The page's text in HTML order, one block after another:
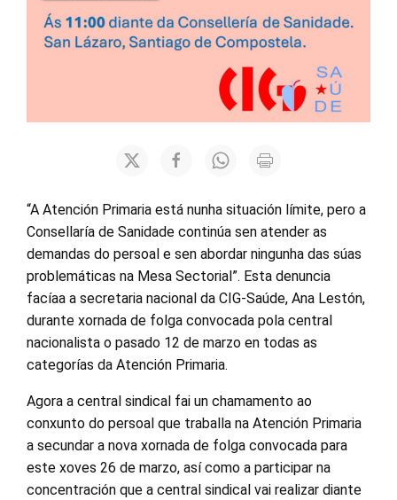
“A Atención Primaria está nunha situación límite, pero a
Consellaría de Sanidade continúa sen atender as
demandas do persoal e sen abordar ningunha das súas
problemáticas na Mesa Sectorial”. Esta denuncia
facíaa a secretaria nacional da CIG-Saúde, Ana Lestón,
durante xornada de folga convocada pola central
nacionalista o pasado 12 de marzo en todas as
categorías da Atención Primaria.
Agora a central sindical fai un chamamento ao
conxunto do persoal que traballa na Atención Primaria
a secundar a nova xornada de folga convocada para
este xoves 26 de marzo, así como a participar na
concentración que a central sindical vai realizar diante